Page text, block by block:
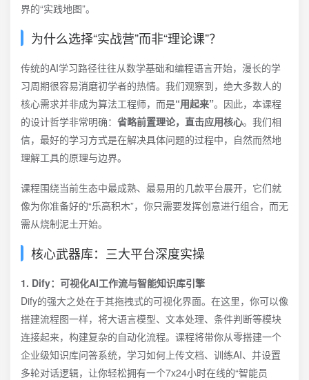
界的“实践地图”。
为什么选择“实战营”而非“理论课”？
传统的AI学习路径往往从数学基础和编程语言开始，漫长的学
习周期很容易消磨初学者的热情。我们观察到，绝大多数人的
核心需求并非成为算法工程师，而是“用起来”。因此，本课程
的设计哲学非常明确： 省略前置理论，直击应用核心。我们相
信，最好的学习方式是在解决具体问题的过程中，自然而然地
理解工具的原理与边界。
课程围绕当前生态中最成熟、最易用的几款平台展开，它们就
像为你准备好的“乐高积木”，你只需要发挥创意进行组合，而无
需从烧制泥土开始。
核心武器库：三大平台深度实操
1. Dify：可视化AI工作流与智能知识库引擎
Dify的强大之处在于其拖拽式的可视化界面。在这里，你可以像
搭建流程图一样，将大语言模型、文本处理、条件判断等模块
连接起来，构建复杂的自动化流程。课程将带你从零搭建一个
企业级知识库问答系统，学习如何上传文档、训练AI、并设置
多轮对话逻辑，让你轻松拥有一个7x24小时在线的“智能员